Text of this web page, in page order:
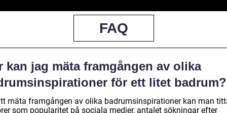
FAQ
kan jag mäta framgången av olika
för ett litet badrum?
mäta framgången av olika badrumsinspirationer kan man
som popularitet på sociala medier, antalet sökningar efter